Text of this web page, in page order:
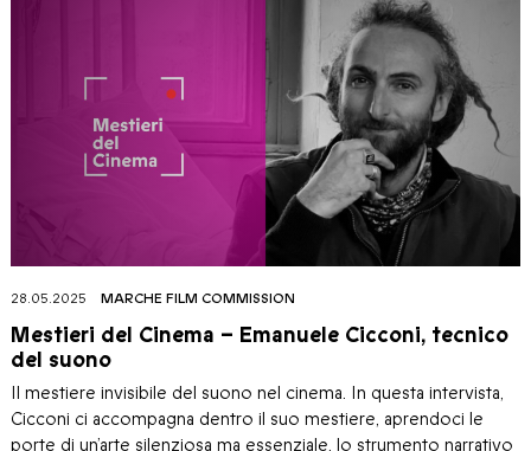
28.05.2025 MARCHE FILM COMMISSION
Mestieri del Cinema – Emanuele Cicconi, tecnico
del suono
Il mestiere invisibile del suono nel cinema. In questa intervista,
Cicconi ci accompagna dentro il suo mestiere, aprendoci le
porte di un’arte silenziosa ma essenziale, lo strumento narrativo